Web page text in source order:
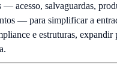
— acesso, salvaguardas,
— para simplificar a
e estruturas, expandir